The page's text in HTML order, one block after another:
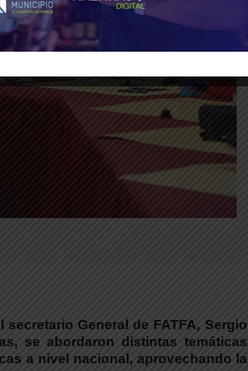
General de FATFA, Sergio
se abordaron distintas temáticas
a nivel nacional, aprovechando la